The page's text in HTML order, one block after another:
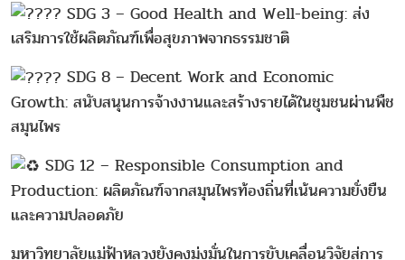
SDG 3 – Good Health and Well-being: ส่ง
เสริมการใช้ผลิตภัณฑ์เพื่อสุขภาพจากธรรมชาติ
SDG 8 – Decent Work and Economic
Growth: สนับสนุนการจ้างงานและสร้างรายได้ในชุมชนผ่านพืช
สมุนไพร
SDG 12 – Responsible Consumption and
Production: ผลิตภัณฑ์จากสมุนไพรท้องถิ่นที่เน้นความยั่งยืน
และความปลอดภัย
มหาวิทยาลัยแม่ฟ้าหลวงยังคงมุ่งมั่นในการขับเคลื่อนวิจัยสู่การ